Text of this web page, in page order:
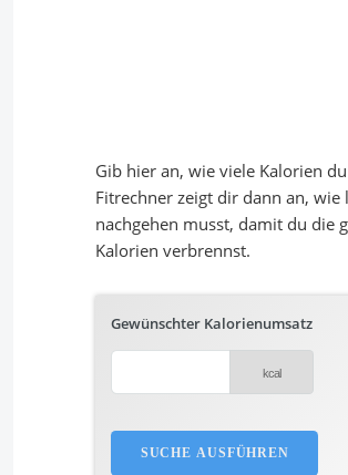
Gib hier an, wie viele Kalorien
Fitrechner zeigt dir dann an, wie
nachgehen musst, damit du die
Kalorien verbrennst.
Gewünschter Kalorienumsatz
SUCHE AUSFÜHREN